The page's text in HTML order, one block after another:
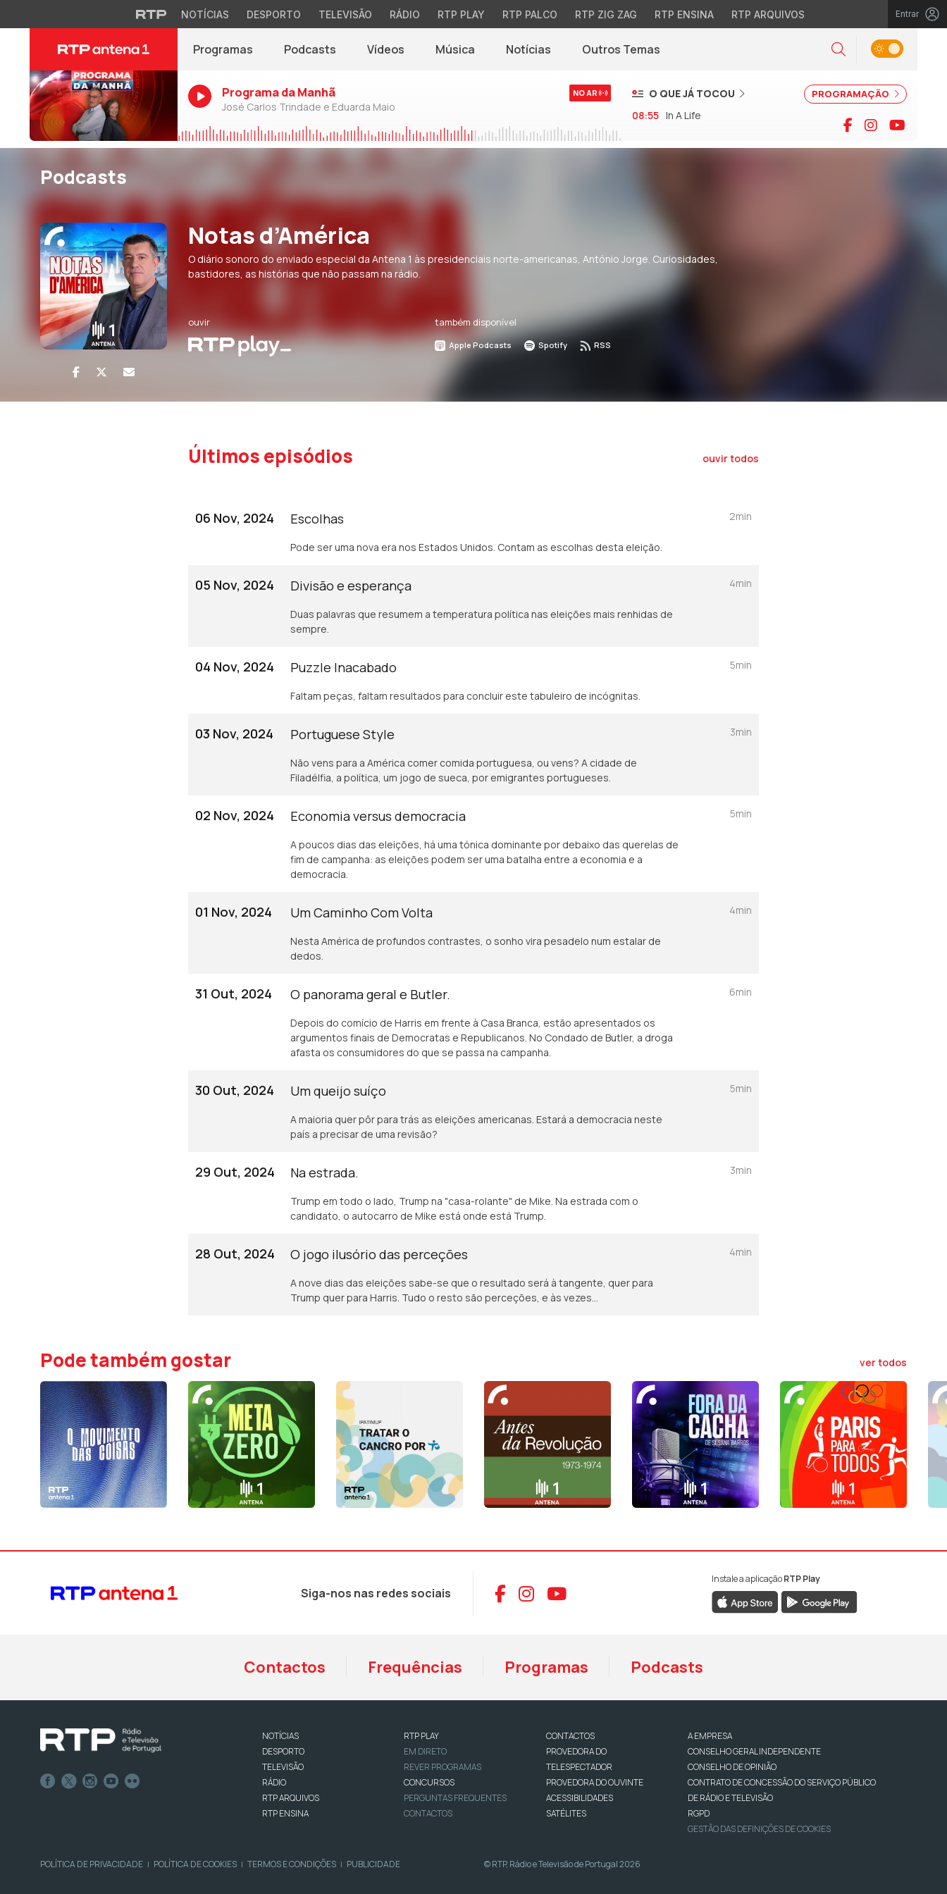
NOTÍCIAS DESPORTO TELEVISÃO RÁDIO RTP PLAY RTP PALCO RTP ZIG ZAG RTP ENSINA RTP ARQUIVOS Entrar
Programas Podcasts Vídeos Música Notícias(abre em nova janela)
Outros Temas Pesquisar
Alternar tema
Programa da Manhã
José Carlos Trindade e Eduarda Maio
NO AR PROGRAMAÇÃO
O QUE JÁ TOCOU
08:55 In A Life Facebook
Instagram
Podcasts
Notas d’América
O diário sonoro do enviado especial da Antena 1 às presidenciais norte-americanas, António Jorge. Curiosidades,
bastidores, as histórias que não passam na rádio.
ouvir também disponível
Apple Podcasts Spotify RSS
Últimos episódios ouvir todos
06 Nov, 2024 Escolhas
Pode ser uma nova era nos Estados Unidos. Contam as escolhas desta eleição.
2min
05 Nov, 2024 Divisão e esperança
Duas palavras que resumem a temperatura política nas eleições mais renhidas de
sempre.
4min
04 Nov, 2024 Puzzle Inacabado
Faltam peças, faltam resultados para concluir este tabuleiro de incógnitas.
5min
03 Nov, 2024 Portuguese Style
Não vens para a América comer comida portuguesa, ou vens? A cidade de
Filadélfia, a política, um jogo de sueca, por emigrantes portugueses.
3min
02 Nov, 2024 Economia versus democracia
A poucos dias das eleições, há uma tónica dominante por debaixo das querelas de
fim de campanha: as eleições podem ser uma batalha entre a economia e a
democracia.
5min
01 Nov, 2024 Um Caminho Com Volta
Nesta América de profundos contrastes, o sonho vira pesadelo num estalar de
dedos.
4min
31 Out, 2024 O panorama geral e Butler.
Depois do comício de Harris em frente à Casa Branca, estão apresentados os
argumentos finais de Democratas e Republicanos. No Condado de Butler, a droga
afasta os consumidores do que se passa na campanha.
6min
30 Out, 2024 Um queijo suíço
A maioria quer pôr para trás as eleições americanas. Estará a democracia neste
país a precisar de uma revisão?
5min
29 Out, 2024 Na estrada.
Trump em todo o lado, Trump na "casa-rolante" de Mike. Na estrada com o
candidato, o autocarro de Mike está onde está Trump.
3min
28 Out, 2024 O jogo ilusório das perceções
A nove dias das eleições sabe-se que o resultado será à tangente, quer para
Trump quer para Harris. Tudo o resto são perceções, e às vezes...
4min
Pode também gostar ver todos
Siga-nos nas redes sociais Aceder ao Facebook da RTP Antena 1
Aceder ao Instagram da RTP Antena 1
Aceder ao YouTube da RTP Antena 1
Instale a aplicaçãoRTP Play
Contactos Frequências Programas Podcasts
NOTÍCIAS
DESPORTO
TELEVISÃO
RÁDIO
RTP ARQUIVOS
RTP ENSINA
RTP PLAY
EM DIRETO
REVER PROGRAMAS
CONCURSOS
PERGUNTAS FREQUENTES
CONTACTOS
CONTACTOS
PROVEDORA DO
TELESPECTADOR
PROVEDORA DO OUVINTE
ACESSIBILIDADES
SATÉLITES
A EMPRESA
CONSELHO GERAL INDEPENDENTE
CONSELHO DE OPINIÃO
CONTRATO DE CONCESSÃO DO SERVIÇO PÚBLICO
DE RÁDIO E TELEVISÃO
RGPD
GESTÃO DAS DEFINIÇÕES DE COOKIES
POLÍTICA DE PRIVACIDADE | POLÍTICA DE COOKIES | TERMOS E CONDIÇÕES | PUBLICIDADE © RTP, Rádio e Televisão de Portugal 2026